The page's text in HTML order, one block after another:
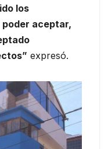
los
aceptar,
expresó.